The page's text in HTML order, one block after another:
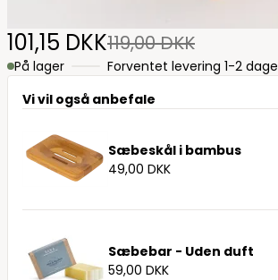
101,15 DKK119,00 DKK
På lager
Forventet levering 1-2 dage
Vi vil også anbefale
Sæbeskål i bambus
49,00 DKK
Sæbebar - Uden duft
59,00 DKK